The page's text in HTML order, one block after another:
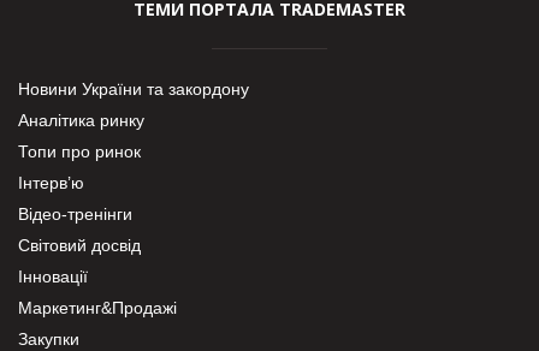
ТЕМИ ПОРТАЛА TRADEMASTER
Новини України та закордону
Аналітика ринку
Топи про ринок
Інтерв’ю
Відео-тренінги
Світовий досвід
Інновації
Маркетинг&Продажі
Закупки